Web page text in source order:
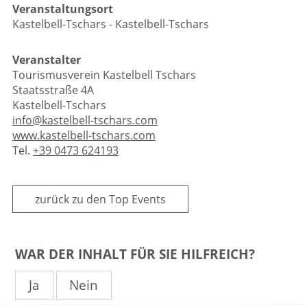
Veranstaltungsort
Kastelbell-Tschars - Kastelbell-Tschars
Veranstalter
Tourismusverein Kastelbell Tschars
Staatsstraße 4A
Kastelbell-Tschars
info@kastelbell-tschars.com
www.kastelbell-tschars.com
Tel. +39 0473 624193
zurück zu den Top Events
WAR DER INHALT FÜR SIE HILFREICH?
Ja
Nein